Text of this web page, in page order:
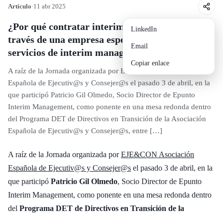
Artículo·11 abr 2025
LinkedIn
Email
Copiar enlace
¿Por qué contratar interim management a
través de una empresa especializada en
servicios de interim management?
A raíz de la Jornada organizada por EJE&CON Asociación
Española de Ejecutiv@s y Consejer@s el pasado 3 de abril, en la
que participó Patricio Gil Olmedo, Socio Director de Epunto
Interim Management, como ponente en una mesa redonda dentro
del Programa DET de Directivos en Transición de la Asociación
Española de Ejecutiv@s y Consejer@s, entre […]
A raíz de la Jornada organizada porEJE&CON Asociación
Española de Ejecutiv@s y Consejer@s el pasado 3 de abril, en la
que participó Patricio Gil Olmedo, Socio Director de Epunto
Interim Management, como ponente en una mesa redonda dentro
del Programa DET de Directivos en Transición de la